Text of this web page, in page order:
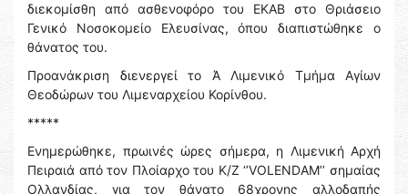
διεκομίσθη από ασθενοφόρο του ΕΚΑΒ στο Θριάσειο
Γενικό Νοσοκομείο Ελευσίνας, όπου διαπιστώθηκε ο
θάνατος του.
Προανάκριση διενεργεί το Ά Λιμενικό Τμήμα Αγίων
Θεοδώρων του Λιμεναρχείου Κορίνθου.
*****
Ενημερώθηκε, πρωινές ώρες σήμερα, η Λιμενική Αρχή
Πειραιά από τον Πλοίαρχο του Κ/Ζ ‘’VOLENDAM’’ σημαίας
Ολλανδίας, για τον θάνατο 68χρονης αλλοδαπής